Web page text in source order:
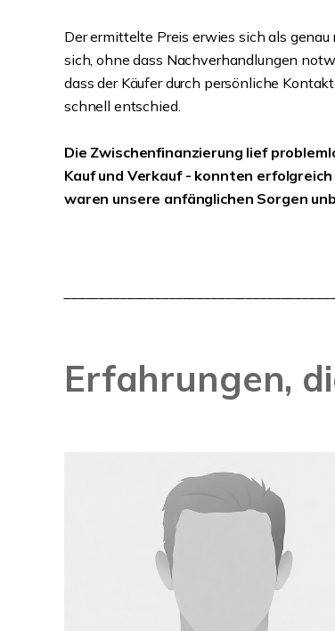
Der ermittelte Preis erwies sich als
sich, ohne dass Nachverhandlungen
dass der Käufer durch persönliche
schnell entschied.
Die Zwischenfinanzierung lief
Kauf und Verkauf - konnten
waren unsere anfänglichen Sorgen
Erfahrungen,